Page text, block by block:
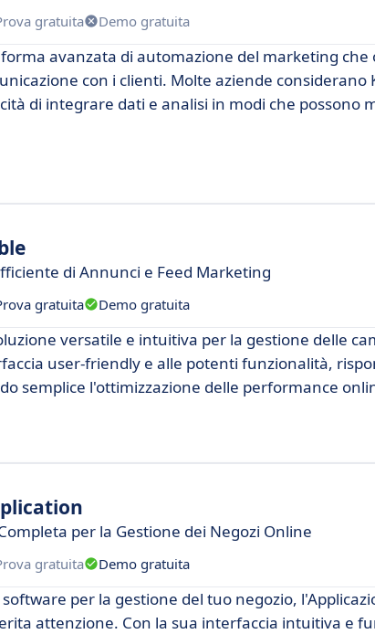
gratuita Demo gratuita
avanzata di automazione del marketing
con i clienti. Molte aziende
di integrare dati e analisi in modi che possono
di Annunci e Feed Marketing
gratuita Demo gratuita
versatile e intuitiva per la gestione delle
user-friendly e alle potenti funzionalità,
semplice l'ottimizzazione delle performance
per la Gestione dei Negozi Online
gratuita Demo gratuita
per la gestione del tuo negozio,
attenzione. Con la sua interfaccia intuitiva e